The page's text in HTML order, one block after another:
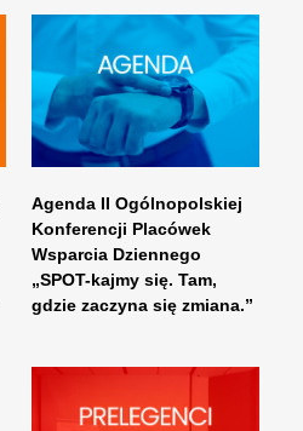
Agenda II Ogólnopolskiej
Konferencji Placówek
Wsparcia Dziennego
„SPOT-kajmy się. Tam,
gdzie zaczyna się zmiana.”